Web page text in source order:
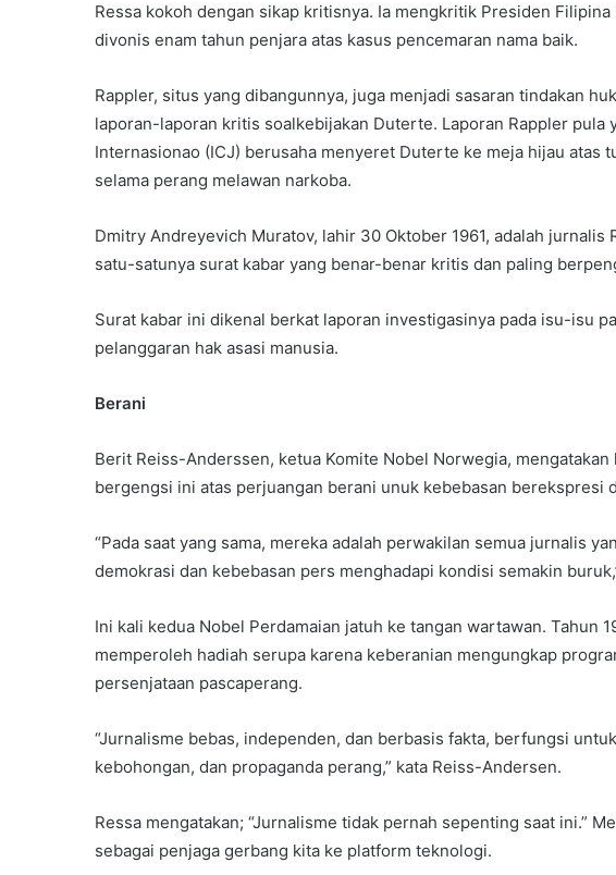
Ressa kokoh dengan sikap kritisnya. Ia mengkritik Presiden
divonis enam tahun penjara atas kasus pencemaran nama baik.
Rappler, situs yang dibangunnya, juga menjadi sasaran tindakan
laporan-laporan kritis soalkebijakan Duterte. Laporan Rappler pula
Internasionao (ICJ) berusaha menyeret Duterte ke meja hijau atas
selama perang melawan narkoba.
Dmitry Andreyevich Muratov, lahir 30 Oktober 1961, adalah
satu-satunya surat kabar yang benar-benar kritis dan paling
Surat kabar ini dikenal berkat laporan investigasinya pada isu-isu
pelanggaran hak asasi manusia.
Berani
Berit Reiss-Anderssen, ketua Komite Nobel Norwegia,
bergengsi ini atas perjuangan berani unuk kebebasan berekspresi
“Pada saat yang sama, mereka adalah perwakilan semua jurnalis
demokrasi dan kebebasan pers menghadapi kondisi semakin
Ini kali kedua Nobel Perdamaian jatuh ke tangan wartawan. Tahun
memperoleh hadiah serupa karena keberanian mengungkap
persenjataan pascaperang.
“Jurnalisme bebas, independen, dan berbasis fakta, berfungsi
kebohongan, dan propaganda perang,” kata Reiss-Andersen.
Ressa mengatakan; “Jurnalisme tidak pernah sepenting saat ini.”
sebagai penjaga gerbang kita ke platform teknologi.